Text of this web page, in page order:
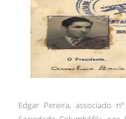
Edgar Pereira, associado